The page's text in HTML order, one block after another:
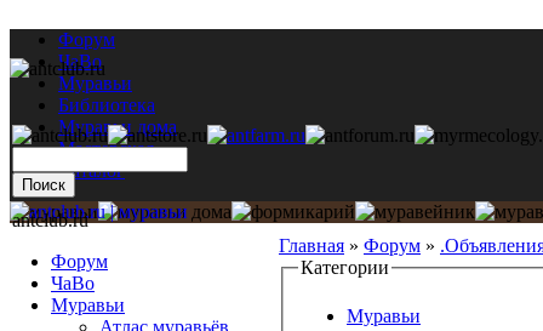
Форум
ЧаВо
Муравьи
Библиотека
Муравьи дома
Мастерская
Каталог
Главная » Форум »
Категории
Муравьи
antclub.ru
Форум
ЧаВо
Муравьи
Атлас муравьёв